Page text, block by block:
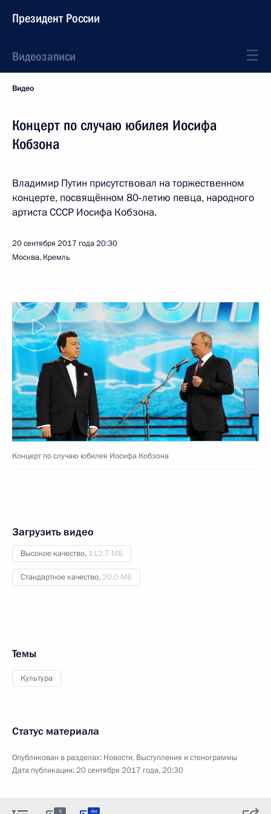
Президент России
Видеозаписи
Видео
Концерт по случаю юбилея Иосифа
Кобзона
Владимир Путин присутствовал на торжественном
концерте, посвящённом 80‑летию певца, народного
артиста СССР Иосифа Кобзона.
20 сентября 2017 года20:30
Москва, Кремль
Концерт по случаю юбилея Иосифа Кобзона
Загрузить видео
Высокое качество, 112.7 МБ
Стандартное качество, 20.0 МБ
Темы
Культура
Статус материала
Опубликован в разделах: Новости, Выступления и стенограммы
Дата публикации:20 сентября 2017 года, 20:30
4 4м